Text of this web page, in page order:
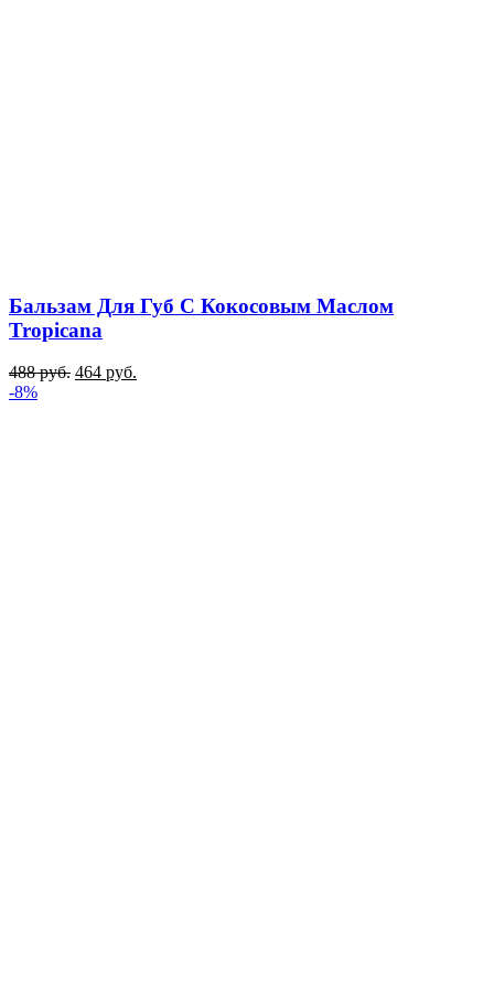
Бальзам Для Губ С Кокосовым Маслом
Tropicana
488руб. 464 руб.
-8%